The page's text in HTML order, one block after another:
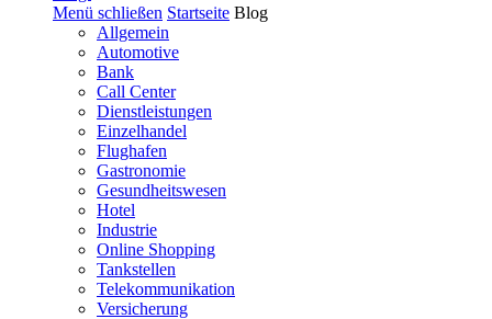
Menü schließen Startseite Blog
Allgemein
Automotive
Bank
Call Center
Dienstleistungen
Einzelhandel
Flughafen
Gastronomie
Gesundheitswesen
Hotel
Industrie
Online Shopping
Tankstellen
Telekommunikation
Versicherung